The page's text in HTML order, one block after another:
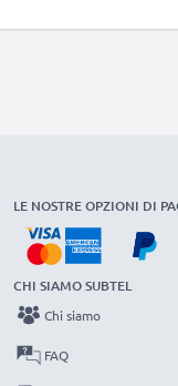
LE NOSTRE OPZIONI DI
CHI SIAMO SUBTEL
Chi siamo
FAQ